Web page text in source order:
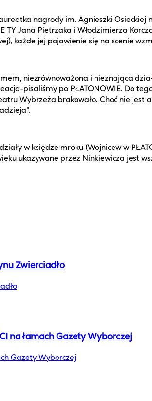
nagrody im. Agnieszki
TY Jana Pietrzaka i Włodzimierza
każde jej pojawienie się na scenie
niezrównoważona i nieznająca
pisaliśmy po PŁATONOWIE. Do
Wybrzeża brakowało. Choć nie jest
w księdze mroku (Wojnicew w
ukazywane przez Ninkiewicza jest
Zwierciadło
na łamach Gazety Wyborczej
Gazety Wyborczej